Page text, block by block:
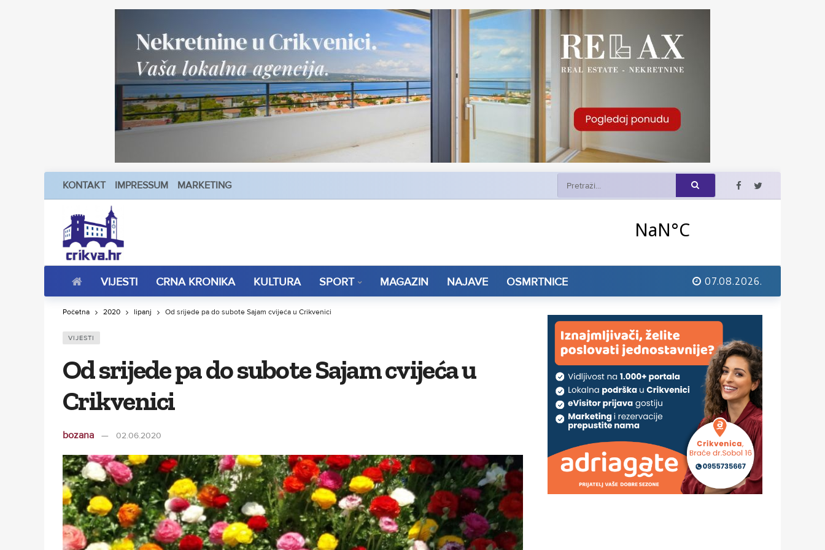
KONTAKT IMPRESSUM MARKETING
VIJESTI CRNA KRONIKA KULTURA SPORT MAGAZIN NAJAVE OSMRTNICE 07.08.2026.
Početna 2020 lipanj Od srijede pa do subote Sajam cvijeća u Crikvenici
VIJESTI
Od srijede pa do subote Sajam cvijeća u
Crikvenici
bozana 02.06.2020